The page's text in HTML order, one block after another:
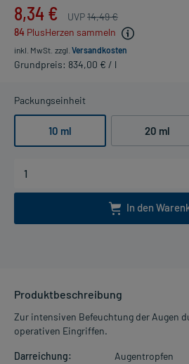
8,34 € UVP14,49 €
84 PlusHerzen sammeln
inkl. MwSt. zzgl. Versandkosten
Grundpreis: 834,00 € / l
Packungseinheit
10 ml 20 ml
In den
Produktbeschreibung
Zur intensiven Befeuchtung der Augen
operativen Eingriffen.
Darreichung:
Augentropfen